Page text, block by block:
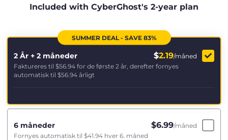
Included with CyberGhost's 2-year plan
SUMMER DEAL - SAVE 83%
2 År + 2 måneder $2.19/måned
Faktureres til $56.94 for de første 2 år, derefter fornyes
automatisk til $56.94 årligt
6 måneder $6.99/måned
Fornyes automatisk til $41.94 hver 6. måned